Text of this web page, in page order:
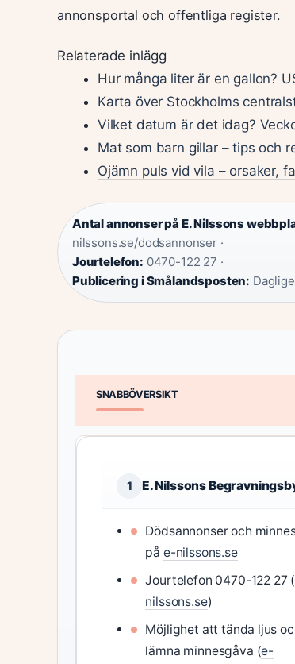
annonsportal och offentliga register.
Relaterade inlägg
Hur många liter är en gallon?
Karta över Stockholms
Vilket datum är det idag?
Mat som barn gillar – tips och
Ojämn puls vid vila – orsaker,
Antal annonser på E. Nilssons
nilssons.se/dodsannonser ·
Jourtelefon: 0470-122 27 ·
Publicering i Smålandsposten:
SNABBÖVERSIKT
1 E. Nilssons
Dödsannonser och
på e-nilssons.se
Jourtelefon 0470-122 27 (
nilssons.se)
Möjlighet att tända ljus
lämna minnesgåva (e-